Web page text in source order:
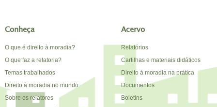
Conheça
O que é direito à moradia?
O que faz a relatoria?
Temas trabalhados
Direito à moradia no mundo
Sobre os relatores
Acervo
Relatórios
Cartilhas e materiais didáticos
Direito à moradia na prática
Documentos
Boletins